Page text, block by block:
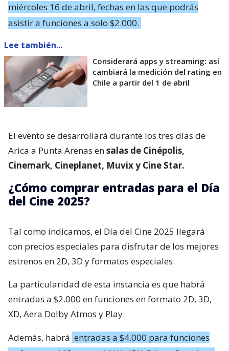
miércoles 16 de abril, fechas en las que podrás
asistir a funciones a solo $2.000.
Lee también...
Considerará apps y streaming: así
cambiará la medición del rating en
Chile a partir del 1 de abril
El evento se desarrollará durante los tres días de
Arica a Punta Arenas ensalas de Cinépolis,
Cinemark, Cineplanet, Muvix y Cine Star.
¿Cómo comprar entradas para el Día
del Cine 2025?
Tal como indicamos, el Día del Cine 2025 llegará
con precios especiales para disfrutar de los mejores
estrenos en 2D, 3D y formatos especiales.
La particularidad de esta instancia es que habrá
entradas a $2.000 en funciones en formato 2D, 3D,
XD, Aera Dolby Atmos y Play.
Además, habrá entradas a $4.000 para funciones